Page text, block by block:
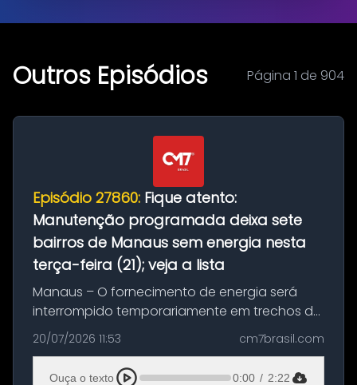
Outros Episódios Página 1 de 904
Episódio 27860: Fique atento:
Manutenção programada deixa sete
bairros de Manaus sem energia nesta
terça-feira (21); veja a lista
Manaus – O fornecimento de energia será
interrompido temporariamente em trechos de
sete bairros de Manaus nesta terça-feira (21).
A suspensão programada ocorrerá para a
execução de serviços de manuten...
20/07/2026 11:53 cm7brasil.com
Ouça o texto 0:00 / 2:22